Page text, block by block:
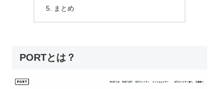
まとめ
PORTとは？